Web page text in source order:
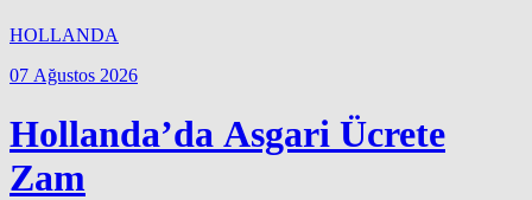
HOLLANDA
07 Ağustos 2026
Hollanda’da Asgari Ücrete
Zam